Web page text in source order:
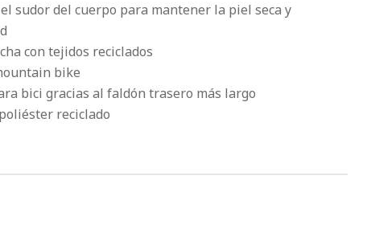
sudor del cuerpo para mantener la piel seca y
con tejidos reciclados
bike
bici gracias al faldón trasero más largo
reciclado